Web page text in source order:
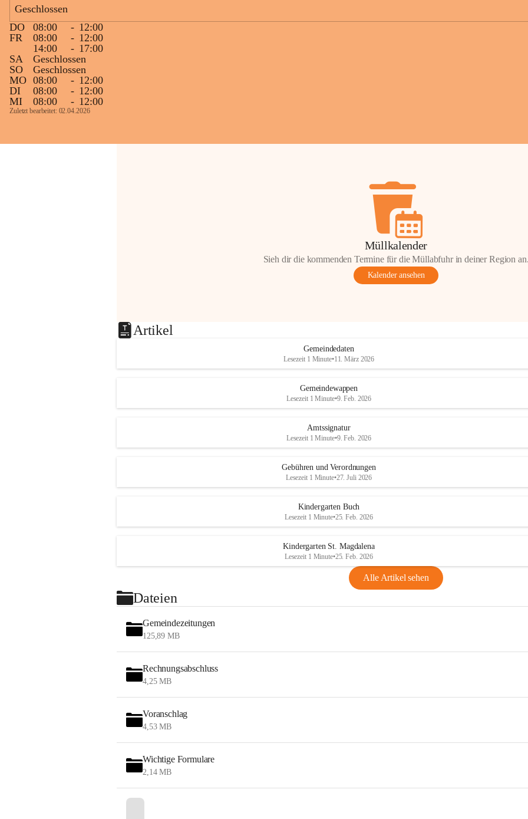
Geschlossen
DO
08:00 - 12:00
FR
08:00 - 12:00
14:00
- 17:00
SA
Geschlossen
SO
Geschlossen
MO 08:00 - 12:00
DI
08:00 - 12:00
MI
08:00 - 12:00
Zuletzt bearbeitet: 02.04.2026
Müllkalender
Sieh dir die kommenden Termine für die Müllabfuhr in deiner Region an.
Kalender ansehen
Artikel
Gemeindedaten
Lesezeit 1 Minute•11. März 2026
Gemeindewappen
Lesezeit 1 Minute•9. Feb. 2026
Amtssignatur
Lesezeit 1 Minute•9. Feb. 2026
Gebühren und Verordnungen
Lesezeit 1 Minute•27. Juli 2026
Kindergarten Buch
Lesezeit 1 Minute•25. Feb. 2026
Kindergarten St. Magdalena
Lesezeit 1 Minute•25. Feb. 2026
Alle Artikel sehen
Dateien
Gemeindezeitungen
125,89 MB
Rechnungsabschluss
4,25 MB
Voranschlag
4,53 MB
Wichtige Formulare
2,14 MB